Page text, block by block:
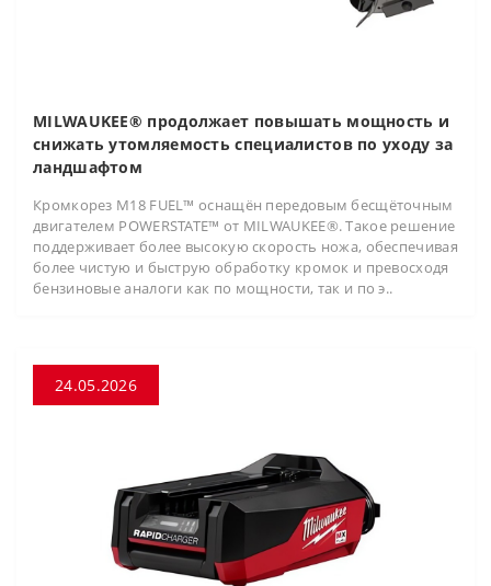
MILWAUKEE® продолжает повышать мощность и
снижать утомляемость специалистов по уходу за
ландшафтом
Кромкорез M18 FUEL™ оснащён передовым бесщёточным
двигателем POWERSTATE™ от MILWAUKEE®. Такое решение
поддерживает более высокую скорость ножа, обеспечивая
более чистую и быструю обработку кромок и превосходя
бензиновые аналоги как по мощности, так и по э..
24.05.2026